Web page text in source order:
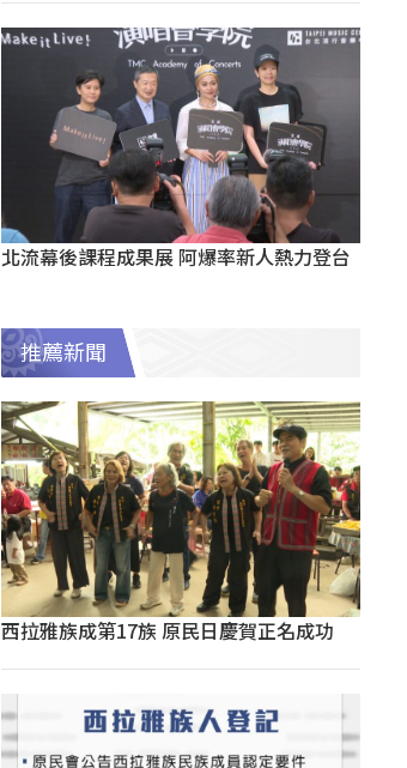
北流幕後課程成果展 阿爆率新人熱力登台
推薦新聞
西拉雅族成第17族 原民日慶賀正名成功